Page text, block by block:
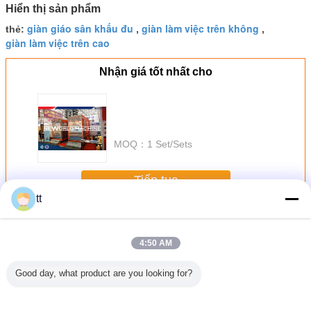
Hiển thị sản phẩm
thẻ: giàn giáo sân khấu đu , giàn làm việc trên không ,
giàn làm việc trên cao
Nhận giá tốt nhất cho
MOQ： 1 Set/Sets
Tiếp tục
HơnDây đàn Bị treo
tt
4:50 AM
Good day, what product are you looking for?